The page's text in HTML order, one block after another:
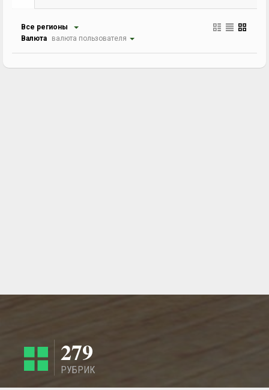
Все регионы
Валюта валюта пользователя
279
РУБРИК